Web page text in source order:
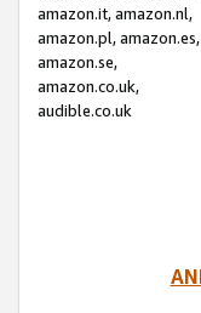
amazon.it, amazon.nl,
amazon.pl, amazon.es,
amazon.se,
amazon.co.uk,
audible.co.uk